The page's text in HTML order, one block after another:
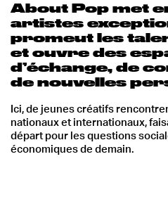
About Pop met
artistes
promeut les
et ouvre des
d’échange, de
de nouvelles
Ici, de jeunes créatifs
nationaux et internationaux,
départ pour les questions
économiques de demain.